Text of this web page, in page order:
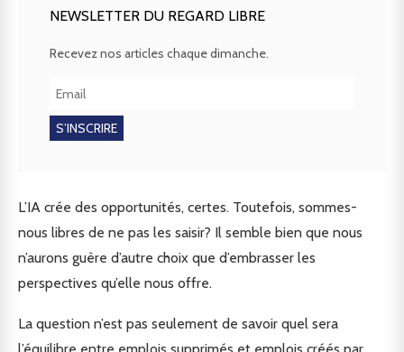
NEWSLETTER DU REGARD LIBRE
Recevez nos articles chaque dimanche.
L’IA crée des opportunités, certes. Toutefois, sommes-
nous libres de ne pas les saisir? Il semble bien que nous
n’aurons guère d’autre choix que d’embrasser les
perspectives qu’elle nous offre.
La question n’est pas seulement de savoir quel sera